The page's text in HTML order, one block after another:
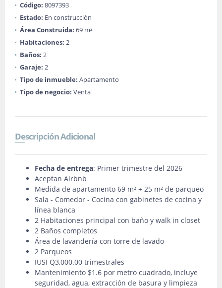
Código: 8097393
Estado: En construcción
Área Construida: 69 m²
Habitaciones: 2
Baños: 2
Garaje: 2
Tipo de inmueble: Apartamento
Tipo de negocio: Venta
Descripción Adicional
Fecha de entrega: Primer trimestre del 2026
Aceptan Airbnb
Medida de apartamento 69 m² + 25 m² de parqueo
Sala - Comedor - Cocina con gabinetes de cocina y
línea blanca
2 Habitaciones principal con baño y walk in closet
2 Baños completos
Área de lavandería con torre de lavado
2 Parqueos
IUSI Q3,000.00 trimestrales
Mantenimiento $1.6 por metro cuadrado, incluye
seguridad, agua, extracción de basura y limpieza